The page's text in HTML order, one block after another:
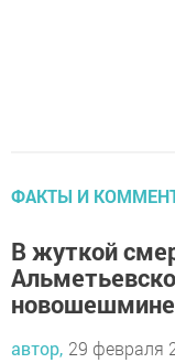
ФАКТЫ И
В жуткой
автор, 29 февраля